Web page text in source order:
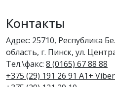
Контакты
Адрес: 25710, Республика
область, г. Пинск, ул.
Тел.\факс: 8 (0165) 67 88 88
+375 (29) 191 26 91 A1+ Viber